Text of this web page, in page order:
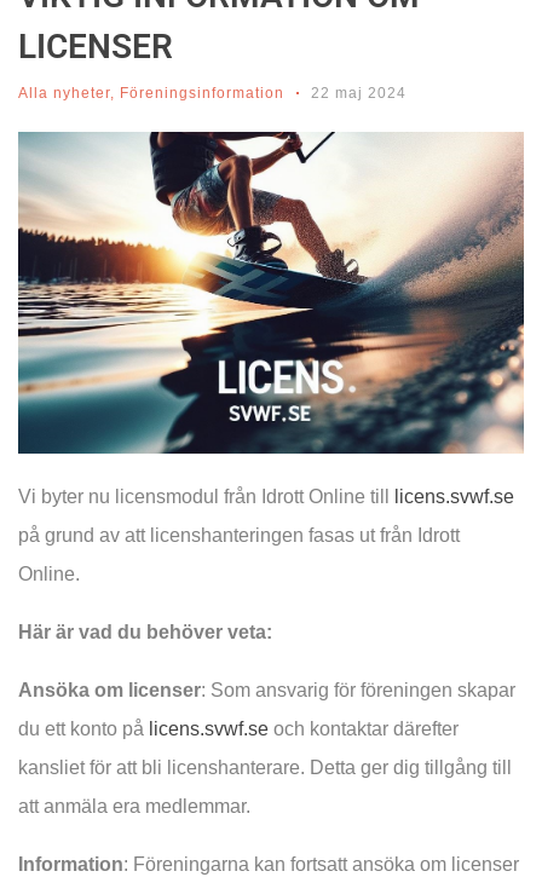
LICENSER
Alla nyheter, Föreningsinformation 22 maj 2024
Vi byter nu licensmodul från Idrott Online till
licens.svwf.se
på grund av att licenshanteringen fasas ut från Idrott
Online.
Här är vad du behöver veta:
Ansöka om licenser: Som ansvarig för föreningen skapar
du ett konto på licens.svwf.se och kontaktar därefter
kansliet för att bli licenshanterare. Detta ger dig tillgång till
att anmäla era medlemmar.
Information: Föreningarna kan fortsatt ansöka om licenser